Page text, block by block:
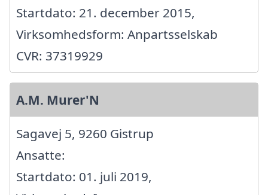
Startdato: 21. december 2015,
Virksomhedsform: Anpartsselskab
CVR: 37319929
A.M. Murer'N
Sagavej 5, 9260 Gistrup
Ansatte:
Startdato: 01. juli 2019,